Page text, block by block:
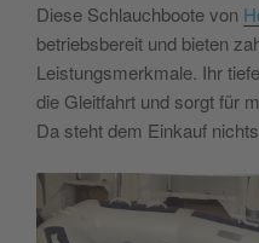
Diese Schlauchboote von
betriebsbereit und bieten
Leistungsmerkmale. Ihr
die Gleitfahrt und sorgt für
Da steht dem Einkauf